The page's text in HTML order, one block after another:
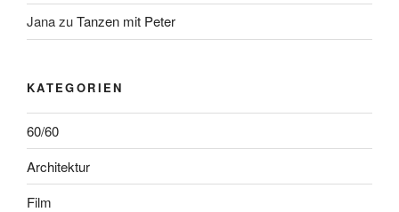
JanazuTanzen mit Peter
KATEGORIEN
60/60
Architektur
Film